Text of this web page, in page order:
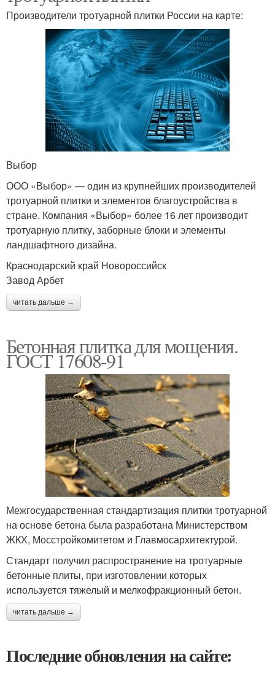
Производители тротуарной плитки России на карте:
Выбор
ООО «Выбор» — один из крупнейших производителей
тротуарной плитки и элементов благоустройства в
стране. Компания «Выбор» более 16 лет производит
тротуарную плитку, заборные блоки и элементы
ландшафтного дизайна.
Краснодарский край Новороссийск
Завод Арбет
читать дальше →
Бетонная плитка для мощения.
ГОСТ 17608-91
Межгосударственная стандартизация плитки тротуарной
на основе бетона была разработана Министерством
ЖКХ, Мосстройкомитетом и Главмосархитектурой.
Стандарт получил распространение на тротуарные
бетонные плиты, при изготовлении которых
используется тяжелый и мелкофракционный бетон.
читать дальше →
Последние обновления на сайте: